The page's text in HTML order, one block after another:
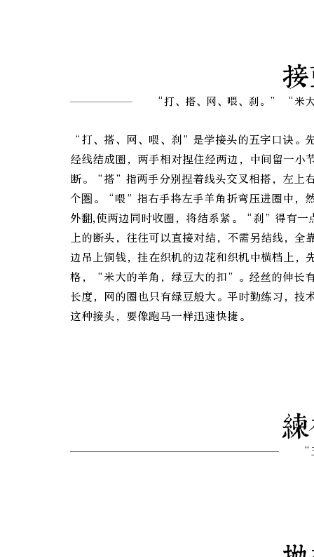
“打、搭、网、喂、刹。” “米
“打、搭、网、喂、刹”是学接头的五字口诀
经线结成圈，两手相对捏住经两边，中间留一
断。“搭”指两手分别捏着线头交叉相搭，左
个圏。“喂”指右手将左手羊角折弯压进圈中，
外翻,使两边同时收圈，将结系紧。“刹”得有
上的断头，往往可以直接对结，不需另结线，
边吊上铜钱，挂在织机的边花和织机中横档上，
格，“米大的羊角，绿豆大的扣”。经丝的伸长
长度，网的圈也只有绿豆般大。平时勤练习，
这种接头，要像跑马一样迅速快捷。
“